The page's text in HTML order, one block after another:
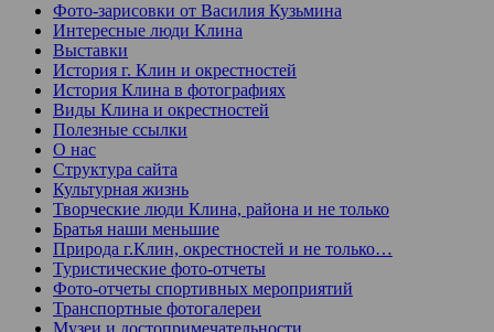
Фото-зарисовки от Василия Кузьмина
Интересные люди Клина
Выставки
История г. Клин и окрестностей
История Клина в фотографиях
Виды Клина и окрестностей
Полезные ссылки
О нас
Структура сайта
Культурная жизнь
Творческие люди Клина, района и не только
Братья наши меньшие
Природа г.Клин, окрестностей и не только…
Туристические фото-отчеты
Фото-отчеты спортивных мероприятий
Транспортные фотогалереи
Музеи и достопримечательности